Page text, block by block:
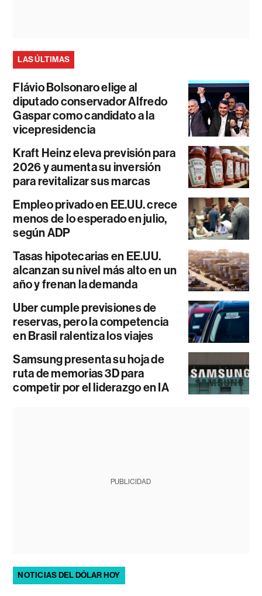
LAS ÚLTIMAS
Flávio Bolsonaro elige al
diputado conservador Alfredo
Gaspar como candidato a la
vicepresidencia
Kraft Heinz eleva previsión para
2026 y aumenta su inversión
para revitalizar sus marcas
Empleo privado en EE.UU. crece
menos de lo esperado en julio,
según ADP
Tasas hipotecarias en EE.UU.
alcanzan su nivel más alto en un
año y frenan la demanda
Uber cumple previsiones de
reservas, pero la competencia
en Brasil ralentiza los viajes
Samsung presenta su hoja de
ruta de memorias 3D para
competir por el liderazgo en IA
PUBLICIDAD
NOTICIAS DEL DÓLAR HOY